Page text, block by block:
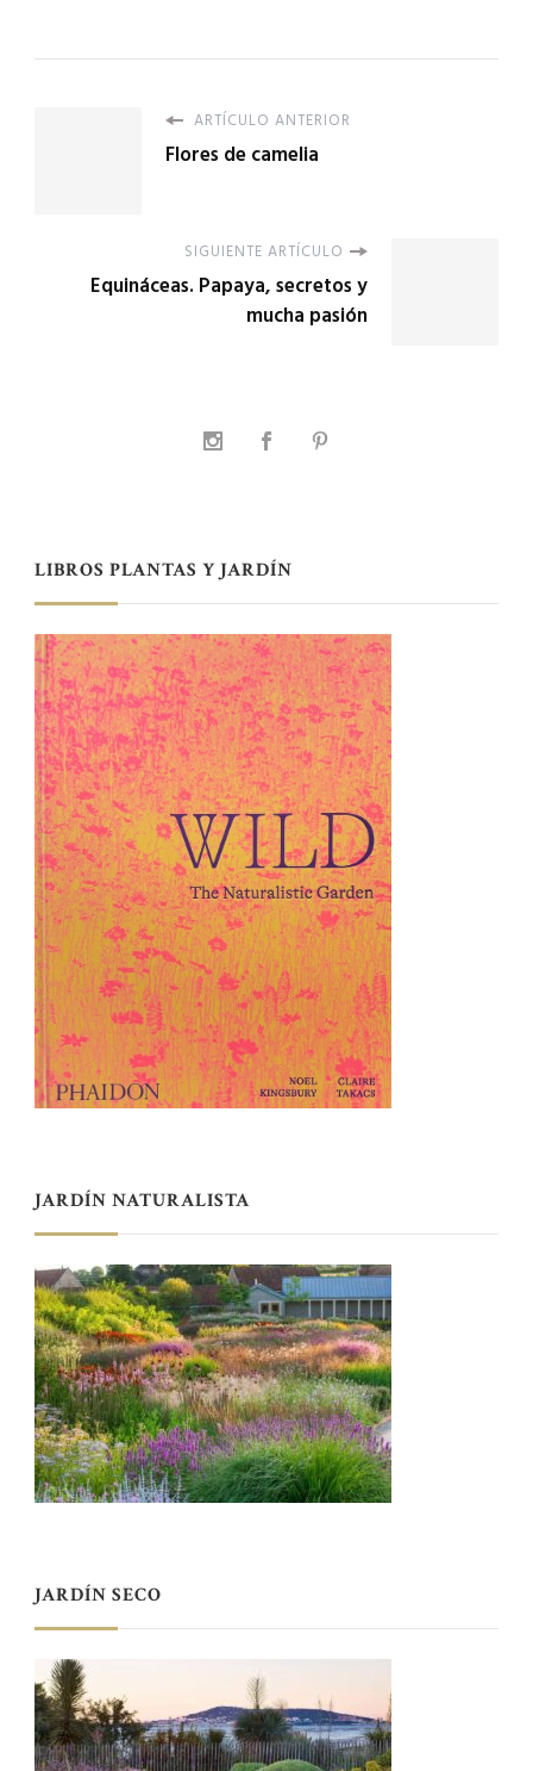
ARTÍCULO ANTERIOR
Flores de camelia
SIGUIENTE ARTÍCULO
Equináceas. Papaya, secretos y
mucha pasión
LIBROS PLANTAS Y JARDÍN
JARDÍN NATURALISTA
JARDÍN SECO